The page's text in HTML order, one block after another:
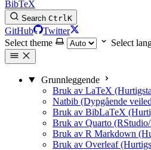
BibTeX
Search CtrlK
GitHub
Twitter
Select theme
Select
Grunnleggende
Bruk av LaTeX
Natbib (Dypgående
Bruk av BibLaTeX
Bruk av Quarto
Bruk av R Markdown
Bruk av Overleaf